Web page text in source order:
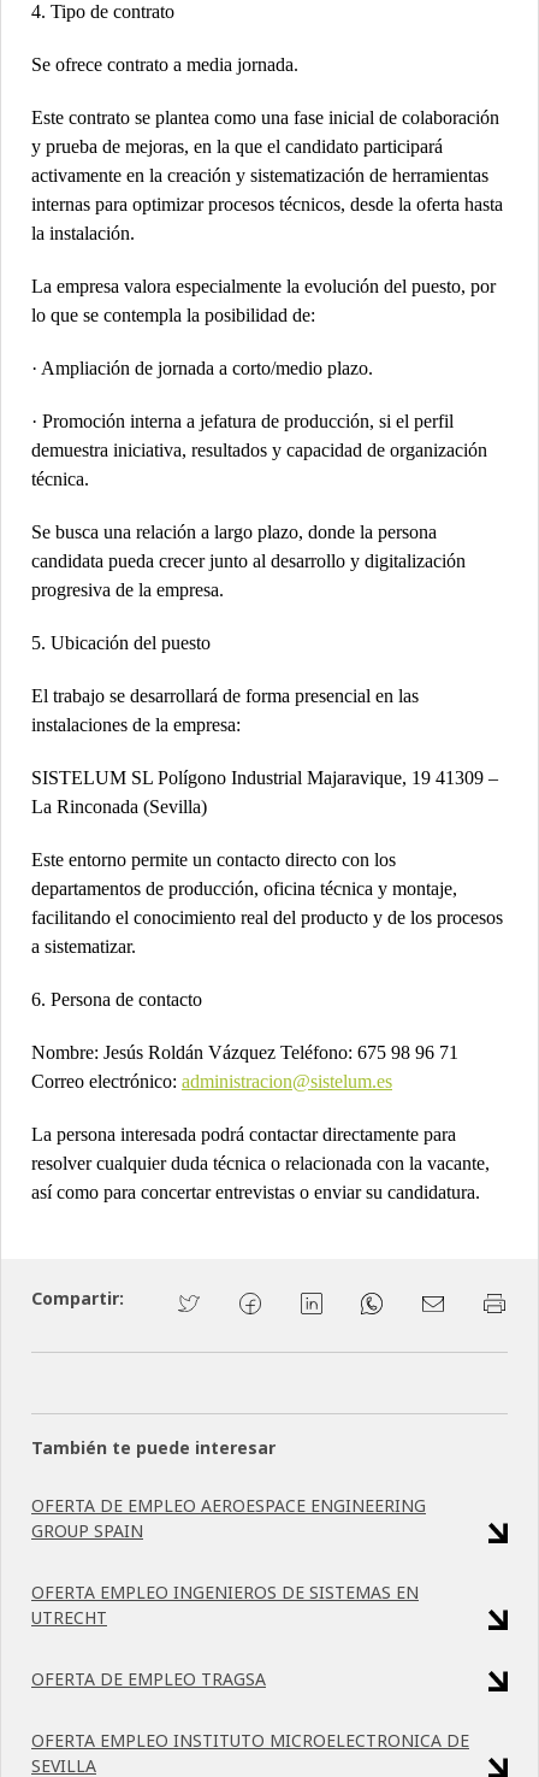
4. Tipo de contrato
Se ofrece contrato a media jornada.
Este contrato se plantea como una fase inicial de colaboración
y prueba de mejoras, en la que el candidato participará
activamente en la creación y sistematización de herramientas
internas para optimizar procesos técnicos, desde la oferta hasta
la instalación.
La empresa valora especialmente la evolución del puesto, por
lo que se contempla la posibilidad de:
· Ampliación de jornada a corto/medio plazo.
· Promoción interna a jefatura de producción, si el perfil
demuestra iniciativa, resultados y capacidad de organización
técnica.
Se busca una relación a largo plazo, donde la persona
candidata pueda crecer junto al desarrollo y digitalización
progresiva de la empresa.
5. Ubicación del puesto
El trabajo se desarrollará de forma presencial en las
instalaciones de la empresa:
SISTELUM SL Polígono Industrial Majaravique, 19 41309 –
La Rinconada (Sevilla)
Este entorno permite un contacto directo con los
departamentos de producción, oficina técnica y montaje,
facilitando el conocimiento real del producto y de los procesos
a sistematizar.
6. Persona de contacto
Nombre: Jesús Roldán Vázquez Teléfono: 675 98 96 71
Correo electrónico: administracion@sistelum.es
La persona interesada podrá contactar directamente para
resolver cualquier duda técnica o relacionada con la vacante,
así como para concertar entrevistas o enviar su candidatura.
Compartir:
También te puede interesar
OFERTA DE EMPLEO AEROESPACE ENGINEERING
GROUP SPAIN
OFERTA EMPLEO INGENIEROS DE SISTEMAS EN
UTRECHT
OFERTA DE EMPLEO TRAGSA
OFERTA EMPLEO INSTITUTO MICROELECTRONICA DE
SEVILLA